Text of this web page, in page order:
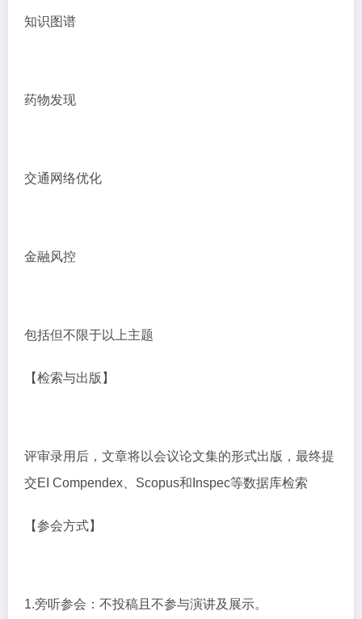
知识图谱
药物发现
交通网络优化
金融风控
包括但不限于以上主题
【检索与出版】
评审录用后，文章将以会议论文集的形式出版，最终提
交EI Compendex、Scopus和Inspec等数据库检索
【参会方式】
1.旁听参会：不投稿且不参与演讲及展示。